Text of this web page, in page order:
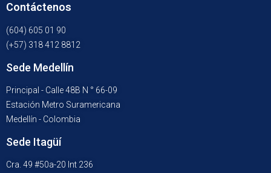
Contáctenos
(604) 605 01 90
(+57) 318 412 8812
Sede Medellín
Principal - Calle 48B N ° 66-09
Estación Metro Suramericana
Medellín - Colombia
Sede Itagüí
Cra. 49 #50a-20 Int 236